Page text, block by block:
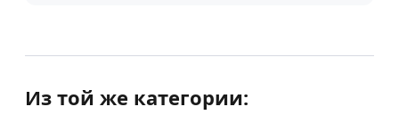
Из той же категории: